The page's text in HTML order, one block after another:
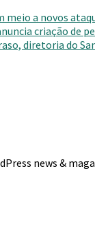
a novos
criação de
diretoria do
news &